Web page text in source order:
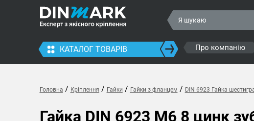
КАТАЛОГ ТОВАРІВ Про компанію
Головна / Кріплення / Гайки / Гайки з фланцем / DIN 6923 Гайка
Гайка DIN 6923 M6 8 цинк